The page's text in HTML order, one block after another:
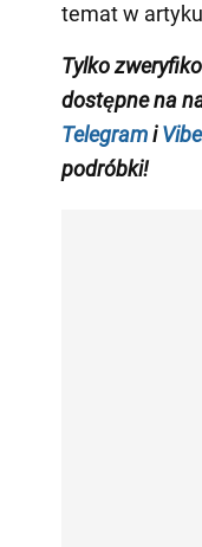
temat w
Tylko
dostępne na
Telegrami
podróbki!